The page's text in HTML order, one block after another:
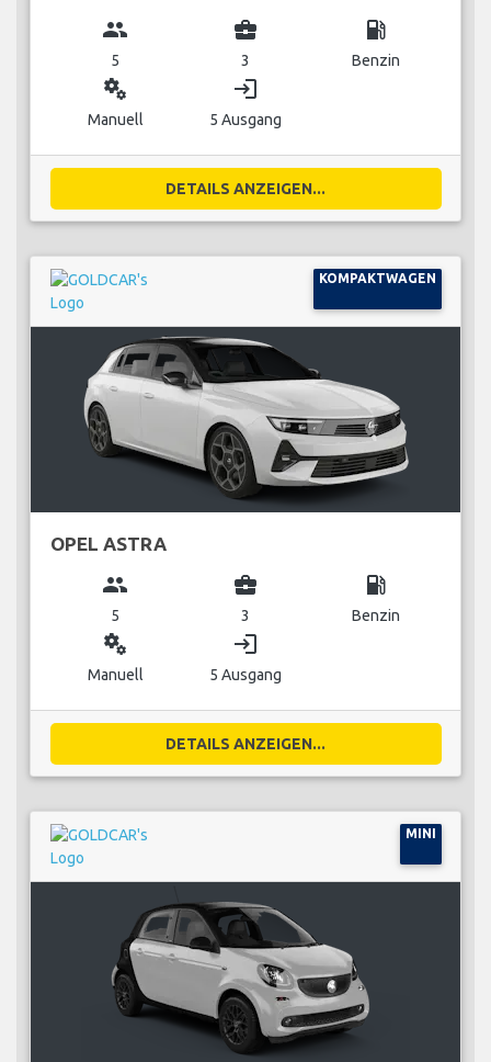
group
5
business_center
3
local_gas_station
Benzin
miscellaneous_services
Manuell
login
5 Ausgang
DETAILS ANZEIGEN...
KOMPAKTWAGEN
OPEL ASTRA
group
5
business_center
3
local_gas_station
Benzin
miscellaneous_services
Manuell
login
5 Ausgang
DETAILS ANZEIGEN...
MINI